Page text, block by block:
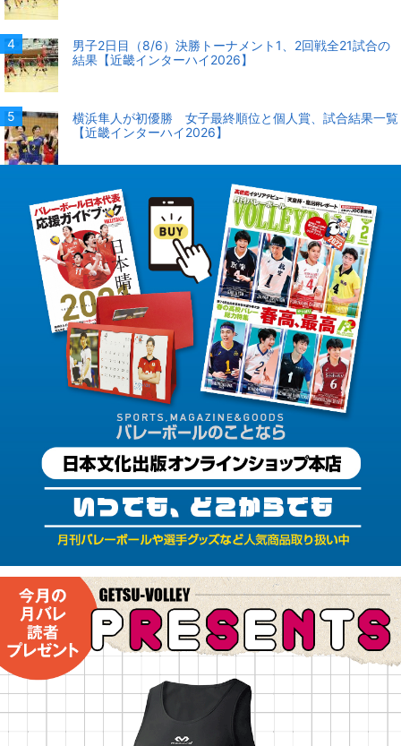
男子2日目（8/6）決勝トーナメント1、2回戦全21試合の
結果【近畿インターハイ2026】
横浜隼人が初優勝 女子最終順位と個人賞、試合結果一覧
【近畿インターハイ2026】